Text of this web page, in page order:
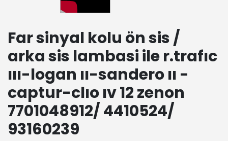
Far sinyal kolu ön sis /
arka sis lambasi ile r.trafıc
ııı-logan ıı-sandero ıı -
captur-clıo ıv 12 zenon
7701048912/ 4410524/
93160239